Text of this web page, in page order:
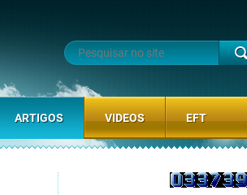
ARTIGOS VIDEOS EFT